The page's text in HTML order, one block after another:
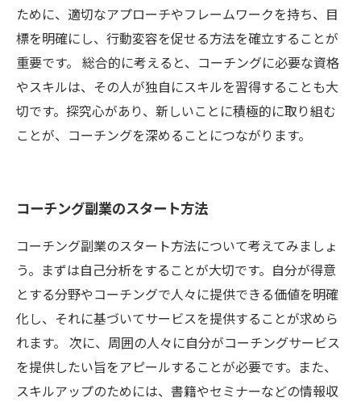
ために、適切なアプローチやフレームワークを持ち、目
標を明確にし、行動変容を促せる方法を確立することが
重要です。 総合的に考えると、コーチングに必要な資格
やスキルは、その人が独自にスキルを習得することも大
切です。探究心があり、新しいことに積極的に取り組む
ことが、コーチングを深めることにつながります。
コーチング副業のスタート方法
コーチング副業のスタート方法について考えてみましょ
う。まずは自己分析をすることが大切です。自分が得意
とする分野やコーチングで人々に提供できる価値を明確
化し、それに基づいてサービスを提供することが求めら
れます。 次に、周囲の人々に自分がコーチングサービス
を提供したい旨をアピールすることが必要です。また、
スキルアップのためには、書籍やセミナーなどの情報収